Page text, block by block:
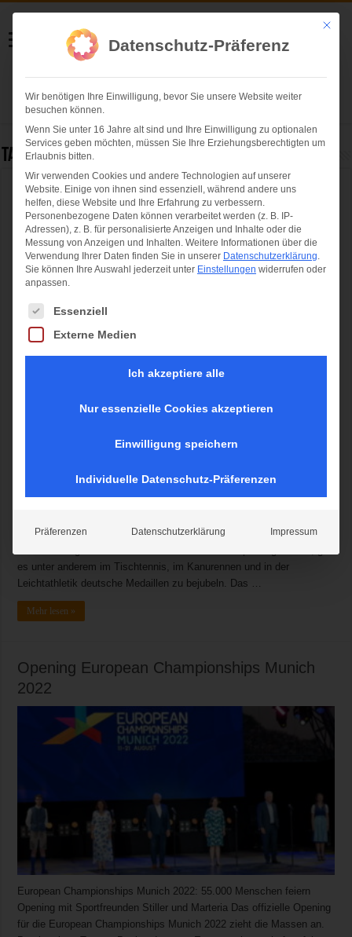
Helmut Swoboda
Fotografie
Herzlich willkommen
Tag Archives:
European Championships Munich 2022 –
Grandioser Abschluss
Was für ein Finaltag der European Championships Munich 2022. Den
München, um den großen Showdown des Multisportevents
der Leichtathletik im Olympiastadion oder Radsport und
Beachvolleyball in der Innenstadt: Es gab viele Gründe, an diesem
die die finalen Live-Acts und Wettbewerbe besuchten. Und als wäre
es unter anderem im Tischtennis, im Kanurennen und in der
Leichtathletik deutsche Medaillen zu bejubeln. Das …
Mehr lesen »
Opening European Championships Munich
2022
European Championships Munich 2022: 55.000 Menschen feiern
Opening mit Sportfreunden Stiller und Marteria Das offizielle Opening
für die European Championships Munich 2022 zieht die Massen an.
Mit
Datenschutz-Präferenz
Wir benötigen Ihre Einwilligung, bevor Sie unsere Website weiter
besuchen können.
Wenn Sie unter 16 Jahre alt sind und Ihre Einwilligung zu optionalen
Services geben möchten, müssen Sie Ihre Erziehungsberechtigten um
Erlaubnis bitten.
Wir verwenden Cookies und andere Technologien auf unserer
Website. Einige von ihnen sind essenziell, während andere uns
helfen, diese Website und Ihre Erfahrung zu verbessern.
Personenbezogene Daten können verarbeitet werden (z. B. IP-
Adressen), z. B. für personalisierte Anzeigen und Inhalte oder die
Messung von Anzeigen und Inhalten. Weitere Informationen über die
Verwendung Ihrer Daten finden Sie in unserer Datenschutzerklärung.
Sie können Ihre Auswahl jederzeit unter Einstellungen widerrufen oder
anpassen.
Es folgt eine Liste der Service-Gruppen, für die eine Einwilligung
Essenziell
Externe Medien
Ich akzeptiere alle
Nur essenzielle Cookies akzeptieren
Einwilligung speichern
Individuelle Datenschutz-Präferenzen
Präferenzen Datenschutzerklärung Impressum